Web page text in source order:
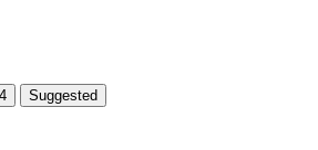
4 Suggested